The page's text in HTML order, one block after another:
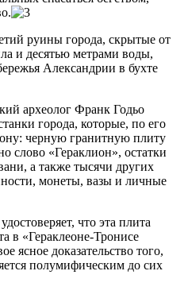
руины города, скрытые от
и десятью метрами воды,
Александрии в бухте
археолог Франк Годьо
города, которые, по его
черную гранитную плиту
слово «Гераклион», остатки
а также тысячи других
монеты, вазы и личные
что эта плита
в «Гераклеоне-Тронисе
ясное доказательство того,
полумифическим до сих